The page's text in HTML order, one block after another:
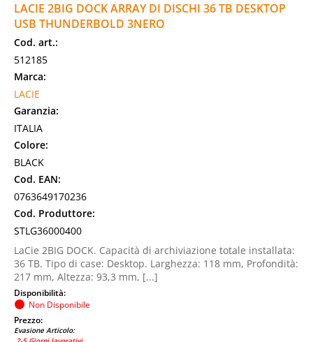
LACIE 2BIG DOCK ARRAY DI DISCHI 36 TB DESKTOP
USB THUNDERBOLD 3NERO
Cod. art.:
512185
Marca:
LACIE
Garanzia:
ITALIA
Colore:
BLACK
Cod. EAN:
0763649170236
Cod. Produttore:
STLG36000400
LaCie 2BIG DOCK. Capacità di archiviazione totale installata:
36 TB. Tipo di case: Desktop. Larghezza: 118 mm, Profondità:
217 mm, Altezza: 93,3 mm, [...]
Disponibilità:
Non Disponibile
Prezzo:
Evasione Articolo: